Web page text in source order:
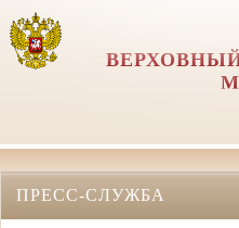
ПРЕСС-СЛУЖБА